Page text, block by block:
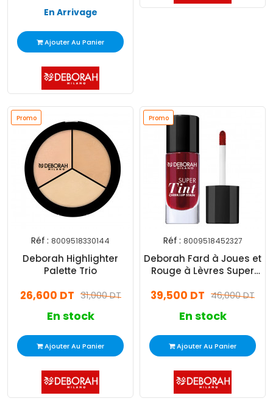
En Arrivage
Ajouter Au Panier
Promo
Réf : 8009518330144
Deborah Highlighter
Palette Trio
31,000 DT
26,600 DT
En stock
Ajouter Au Panier
Promo
Réf : 8009518452327
Deborah Fard à Joues et
Rouge à Lèvres Super
46,000 DT
39,500 DT
En stock
Ajouter Au Panier